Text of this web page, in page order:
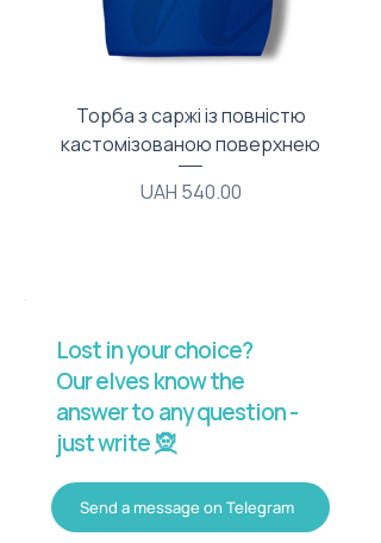
Торба з саржі із повністю
кастомізованою поверхнею
Price
UAH 540.00
Lost in your choice?
Our elves know the
answer to any question -
just write 🧝
Send a message on Telegram